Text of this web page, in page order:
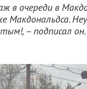
в очереди в
Макдональдса.
– подписал он.